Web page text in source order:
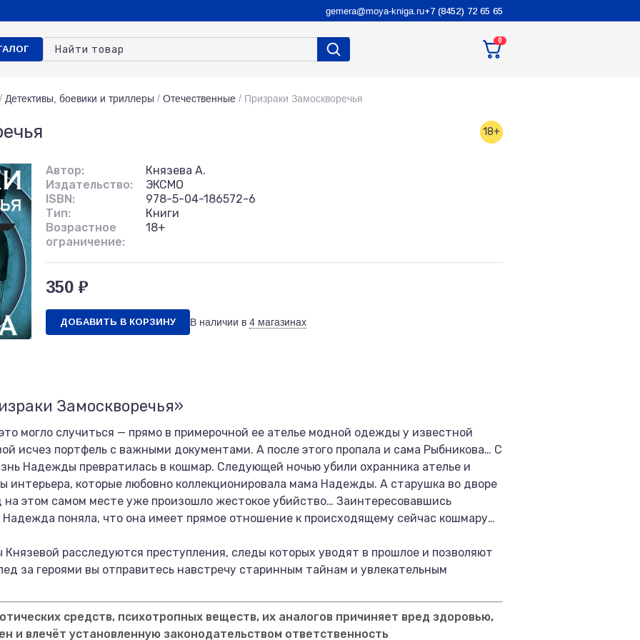
gemera@moya-kniga.ru+7 (8452) 72 65 65
0
/ Детективы, боевики и триллеры / Отечественные / Призраки Замоскворечья
18+
Автор:
Князева А.
Издательство:
ЭКСМО
ISBN:
978-5-04-186572-6
Тип:
Книги
Возрастное
ограничение:
18+
350 ₽
ДОБАВИТЬ В КОРЗИНУ В наличии в 4 магазинах
Замоскворечья»
могло случиться — прямо в примерочной ее ателье модной одежды у известной
исчез портфель с важными документами. А после этого пропала и сама Рыбникова… С
Надежды превратилась в кошмар. Следующей ночью убили охранника ателье и
интерьера, которые любовно коллекционировала мама Надежды. А старушка во дворе
на этом самом месте уже произошло жестокое убийство… Заинтересовавшись
Надежда поняла, что она имеет прямое отношение к происходящему сейчас кошмару…
расследуются преступления, следы которых уводят в прошлое и позволяют
за героями вы отправитесь навстречу старинным тайнам и увлекательным
средств, психотропных веществ, их аналогов причиняет вред здоровью,
и влечёт установленную законодательством ответственность